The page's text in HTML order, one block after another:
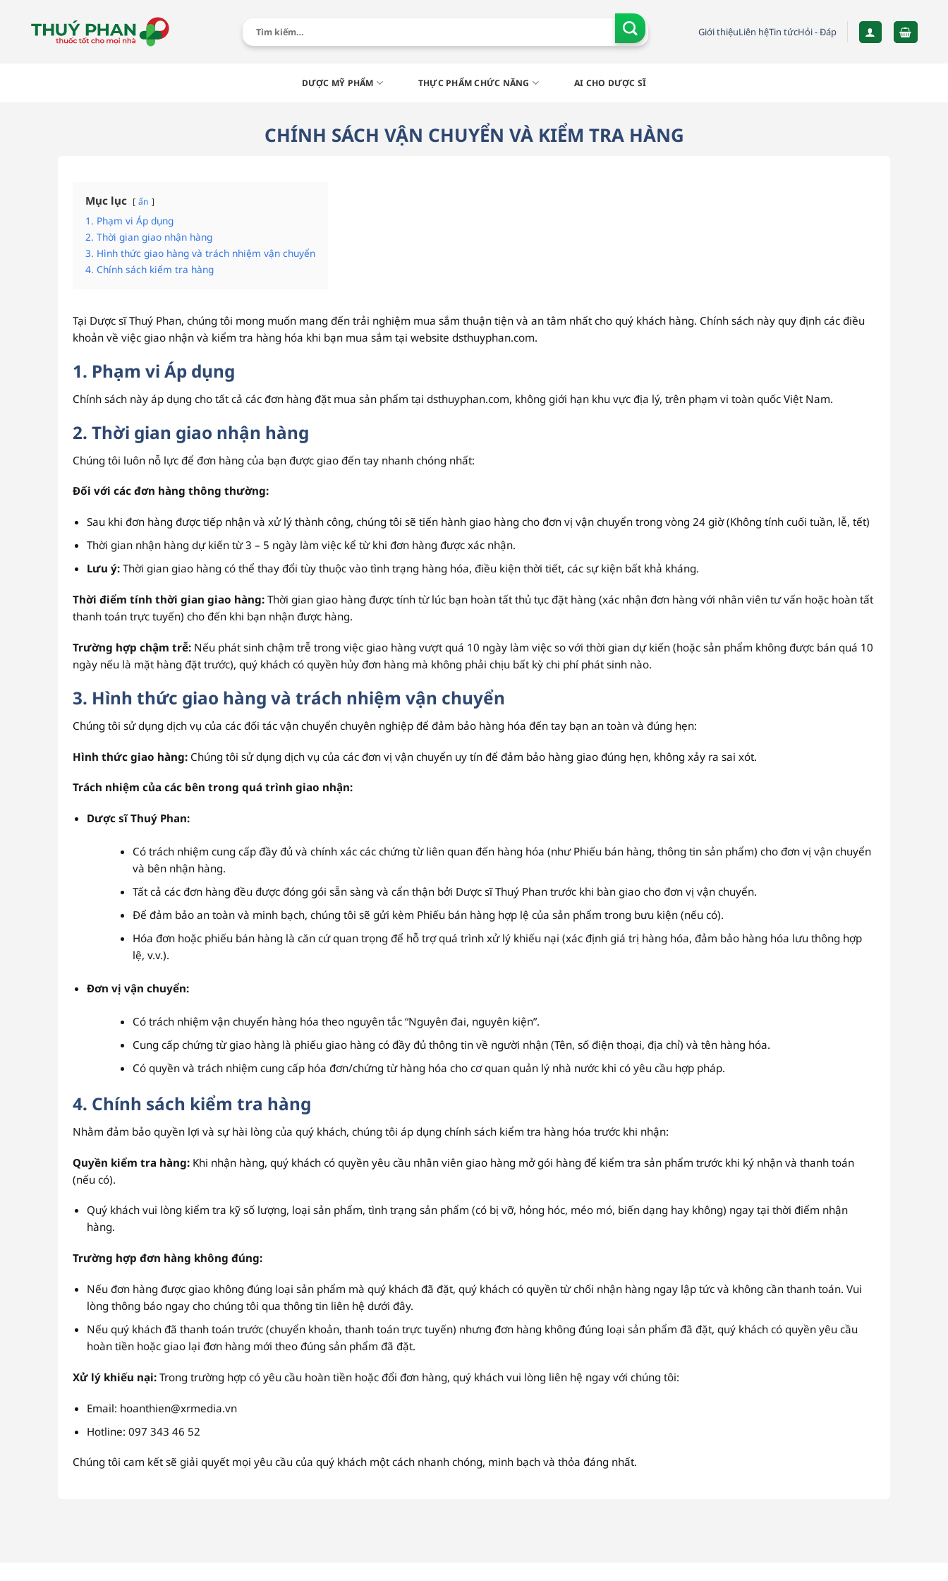
Tìm
Giới thiệuLiên hệTin tứcHỏi - Đáp
DƯỢC MỸ PHẨM THỰC PHẨM CHỨC NĂNG AI CHO DƯỢC SĨ
CHÍNH SÁCH VẬN CHUYỂN VÀ KIỂM TRA HÀNG
Mục lục ẩn
1. Phạm vi Áp dụng
2. Thời gian giao nhận hàng
3. Hình thức giao hàng và trách nhiệm vận chuyển
4. Chính sách kiểm tra hàng
Tại Dược sĩ Thuý Phan, chúng tôi mong muốn mang đến trải nghiệm mua sắm thuận tiện và an tâm nhất cho quý khách hàng. Chính sách này quy định các điều
khoản về việc giao nhận và kiểm tra hàng hóa khi bạn mua sắm tại website dsthuyphan.com.
1. Phạm vi Áp dụng
Chính sách này áp dụng cho tất cả các đơn hàng đặt mua sản phẩm tại dsthuyphan.com, không giới hạn khu vực địa lý, trên phạm vi toàn quốc Việt Nam.
2. Thời gian giao nhận hàng
Chúng tôi luôn nỗ lực để đơn hàng của bạn được giao đến tay nhanh chóng nhất:
Đối với các đơn hàng thông thường:
Sau khi đơn hàng được tiếp nhận và xử lý thành công, chúng tôi sẽ tiến hành giao hàng cho đơn vị vận chuyển trong vòng 24 giờ (Không tính cuối tuần, lễ, tết)
Thời gian nhận hàng dự kiến từ 3 – 5 ngày làm việc kể từ khi đơn hàng được xác nhận.
Lưu ý:Thời gian giao hàng có thể thay đổi tùy thuộc vào tình trạng hàng hóa, điều kiện thời tiết, các sự kiện bất khả kháng.
Thời điểm tính thời gian giao hàng: Thời gian giao hàng được tính từ lúc bạn hoàn tất thủ tục đặt hàng (xác nhận đơn hàng với nhân viên tư vấn hoặc hoàn tất
thanh toán trực tuyến) cho đến khi bạn nhận được hàng.
Trường hợp chậm trễ: Nếu phát sinh chậm trễ trong việc giao hàng vượt quá 10 ngày làm việc so với thời gian dự kiến (hoặc sản phẩm không được bán quá 10
ngày nếu là mặt hàng đặt trước), quý khách có quyền hủy đơn hàng mà không phải chịu bất kỳ chi phí phát sinh nào.
3. Hình thức giao hàng và trách nhiệm vận chuyển
Chúng tôi sử dụng dịch vụ của các đối tác vận chuyển chuyên nghiệp để đảm bảo hàng hóa đến tay bạn an toàn và đúng hẹn:
Hình thức giao hàng: Chúng tôi sử dụng dịch vụ của các đơn vị vận chuyển uy tín để đảm bảo hàng giao đúng hẹn, không xảy ra sai xót.
Trách nhiệm của các bên trong quá trình giao nhận:
Dược sĩ Thuý Phan:
Có trách nhiệm cung cấp đầy đủ và chính xác các chứng từ liên quan đến hàng hóa (như Phiếu bán hàng, thông tin sản phẩm) cho đơn vị vận chuyển
và bên nhận hàng.
Tất cả các đơn hàng đều được đóng gói sẵn sàng và cẩn thận bởi Dược sĩ Thuý Phan trước khi bàn giao cho đơn vị vận chuyển.
Để đảm bảo an toàn và minh bạch, chúng tôi sẽ gửi kèm Phiếu bán hàng hợp lệ của sản phẩm trong bưu kiện (nếu có).
Hóa đơn hoặc phiếu bán hàng là căn cứ quan trọng để hỗ trợ quá trình xử lý khiếu nại (xác định giá trị hàng hóa, đảm bảo hàng hóa lưu thông hợp
lệ, v.v.).
Đơn vị vận chuyển:
Có trách nhiệm vận chuyển hàng hóa theo nguyên tắc “Nguyên đai, nguyên kiện”.
Cung cấp chứng từ giao hàng là phiếu giao hàng có đầy đủ thông tin về người nhận (Tên, số điện thoại, địa chỉ) và tên hàng hóa.
Có quyền và trách nhiệm cung cấp hóa đơn/chứng từ hàng hóa cho cơ quan quản lý nhà nước khi có yêu cầu hợp pháp.
4. Chính sách kiểm tra hàng
Nhằm đảm bảo quyền lợi và sự hài lòng của quý khách, chúng tôi áp dụng chính sách kiểm tra hàng hóa trước khi nhận:
Quyền kiểm tra hàng: Khi nhận hàng, quý khách có quyền yêu cầu nhân viên giao hàng mở gói hàng để kiểm tra sản phẩm trước khi ký nhận và thanh toán
(nếu có).
Quý khách vui lòng kiểm tra kỹ số lượng, loại sản phẩm, tình trạng sản phẩm (có bị vỡ, hỏng hóc, méo mó, biến dạng hay không) ngay tại thời điểm nhận
hàng.
Trường hợp đơn hàng không đúng:
Nếu đơn hàng được giao không đúng loại sản phẩm mà quý khách đã đặt, quý khách có quyền từ chối nhận hàng ngay lập tức và không cần thanh toán. Vui
lòng thông báo ngay cho chúng tôi qua thông tin liên hệ dưới đây.
Nếu quý khách đã thanh toán trước (chuyển khoản, thanh toán trực tuyến) nhưng đơn hàng không đúng loại sản phẩm đã đặt, quý khách có quyền yêu cầu
hoàn tiền hoặc giao lại đơn hàng mới theo đúng sản phẩm đã đặt.
Xử lý khiếu nại: Trong trường hợp có yêu cầu hoàn tiền hoặc đổi đơn hàng, quý khách vui lòng liên hệ ngay với chúng tôi:
Email: hoanthien@xrmedia.vn
Hotline: 097 343 46 52
Chúng tôi cam kết sẽ giải quyết mọi yêu cầu của quý khách một cách nhanh chóng, minh bạch và thỏa đáng nhất.